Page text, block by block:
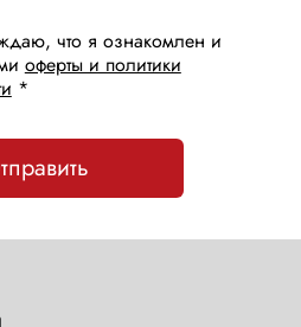
что я ознакомлен и
оферты и политики
*